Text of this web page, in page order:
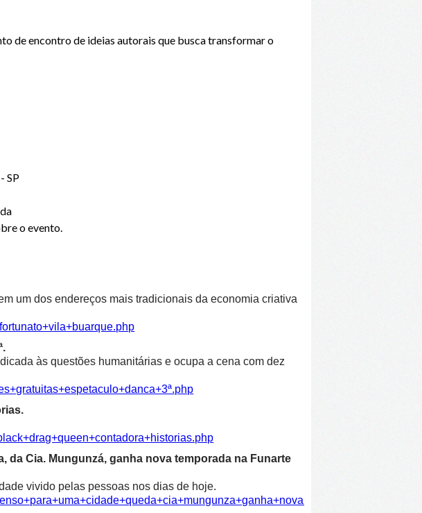
encontro de ideias autorais que busca transformar o
SP
o evento.
um dos endereços mais tradicionais da economia criativa
às questões humanitárias e ocupa a cena com dez
da Cia. Mungunzá, ganha nova temporada na Funarte
vivido pelas pessoas nos dias de hoje.